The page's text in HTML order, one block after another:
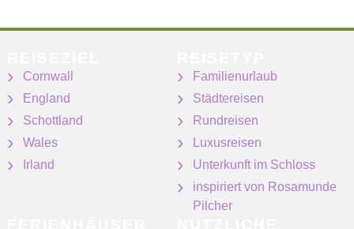
Cornwall
England
Schottland
Wales
Irland
Familienurlaub
Städtereisen
Rundreisen
Luxusreisen
Unterkunft im Schloss
inspiriert von Rosamunde
Pilcher